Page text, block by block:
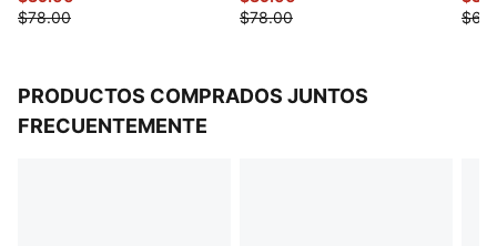
$78.00
$78.00
PRODUCTOS COMPRADOS JUNTOS
FRECUENTEMENTE